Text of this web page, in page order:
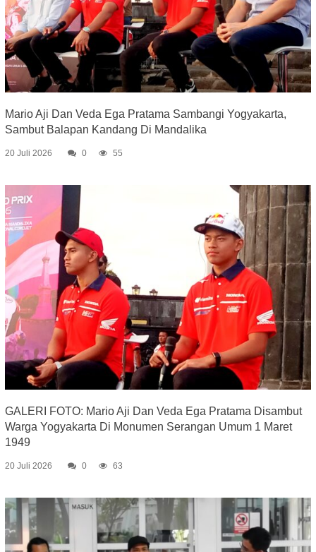
Mario Aji Dan Veda Ega Pratama Sambangi Yogyakarta,
Sambut Balapan Kandang Di Mandalika
20 Juli 2026 0 55
GALERI FOTO: Mario Aji Dan Veda Ega Pratama Disambut
Warga Yogyakarta Di Monumen Serangan Umum 1 Maret
1949
20 Juli 2026 0 63